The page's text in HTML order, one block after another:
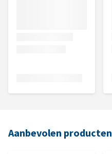
Aanbevolen producten